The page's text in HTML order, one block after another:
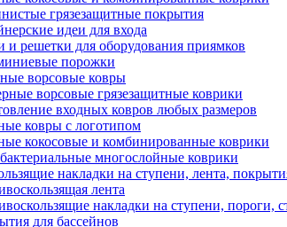
грязезащитные покрытия
идеи для входа
и решетки для оборудования приямков
порожки
ворсовые ковры
ворсовые грязезащитные коврики
входных ковров любых размеров
ковры с логотипом
кокосовые и комбинированные коврики
многослойные коврики
накладки на ступени, лента,
лента
накладки на ступени, пороги,
для бассейнов